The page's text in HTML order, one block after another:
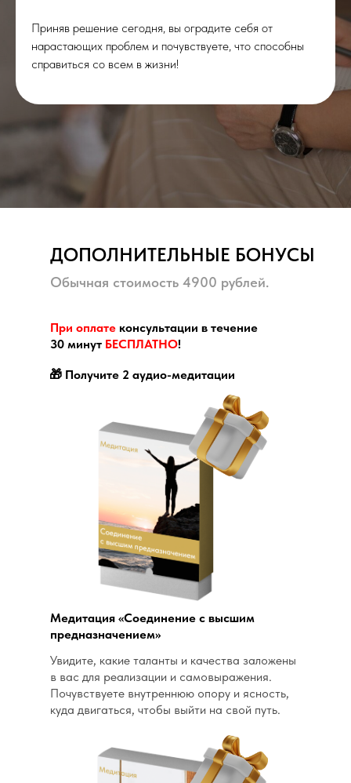
Приняв решение сегодня, вы оградите себя от
нарастающих проблем и почувствуете, что способны
справиться со всем в жизни!
ДОПОЛНИТЕЛЬНЫЕ БОНУСЫ
Обычная стоимость 4900 рублей.
Медитация «Соединение с высшим
предназначением»
Увидите, какие таланты и качества заложены
в вас для реализации и самовыражения.
Почувствуете внутреннюю опору и ясность,
куда двигаться, чтобы выйти на свой путь.
При оплате консультации в течение
30 минут БЕСПЛАТНО!
🎁 Получите 2 аудио-медитации